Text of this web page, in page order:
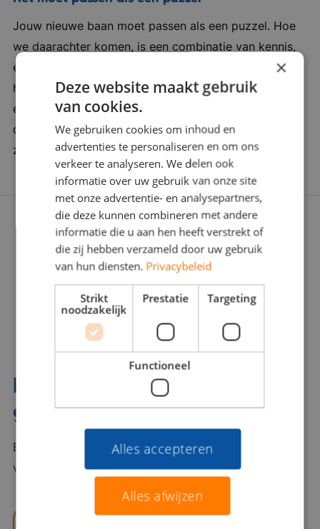
waar collega’s elkaar ondersteunen en humor
belangrijk is. Ze hebben een duidelijke drive om
werkzaamheden elke dag een beetje beter uit
ontwikkeling en opleiding. Klanttevredenheid en
service zijn belangrijke factoren voor de
organisatie, iedereen gaat voor de 9+ ervaring.
Hierdoor is het van belang om innovatief en
efficiënt te blijven denken en open te staan
voor de wensen van relaties. Bedrijf in vijf
woorden: ondernemerschap, toonaangevend,
betrouwbaarheid, innovatief en betrokken
Jouw nieuwe baan moet passen als een puzzel. Hoe
we daarachter komen, is een combinatie van kennis,
ervaring en een vleugje verleidingskracht. Want soms
heb je een duwtje in de rug nodig. Wij zijn er om je
een zinvolle carrièrestap te laten zetten. Daarom
doorgronden we jou én de werkgever stevig: Wat
zoeken jullie écht? Zijn jullie voor elkaar gemaakt?
Interesse? Benno helpt je
graag verder!
Bel of mail Benno met al jouw vragen. Benno staat
voor je klaar en helpt je graag!
×
Deze website maakt gebruik
van cookies.
We gebruiken cookies om inhoud en
advertenties te personaliseren en om ons
verkeer te analyseren. We delen ook
informatie over uw gebruik van onze site
met onze advertentie- en analysepartners,
die deze kunnen combineren met andere
informatie die u aan hen heeft verstrekt of
die zij hebben verzameld door uw gebruik
van hun diensten. Privacybeleid
Strikt
noodzakelijk
Prestatie Targeting
Functioneel
Alles accepteren
Alles afwijzen